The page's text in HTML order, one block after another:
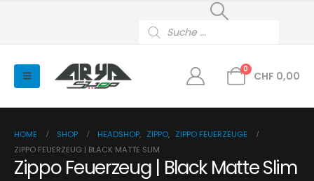
search
0
CHF 0,00
HOME SHOP HEADSHOP, ZIPPO, ZIPPO FEUERZEUGE
ZIPPO FEUERZEUG | BLACK MATTE SLIM
Zippo Feuerzeug | Black Matte Slim